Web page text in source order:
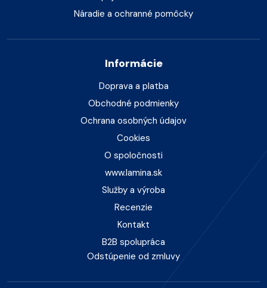
Náradie a ochranné pomôcky
Informácie
Doprava a platba
Obchodné podmienky
Ochrana osobných údajov
Cookies
O spoločnosti
www.lamina.sk
Služby a výroba
Recenzie
Kontakt
B2B spolupráca
Odstúpenie od zmluvy